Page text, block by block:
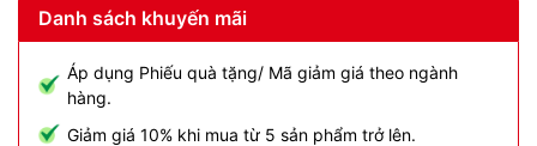
Danh sách khuyến mãi
Áp dụng Phiếu quà tặng/ Mã giảm giá theo ngành
hàng.
Giảm giá 10% khi mua từ 5 sản phẩm trở lên.